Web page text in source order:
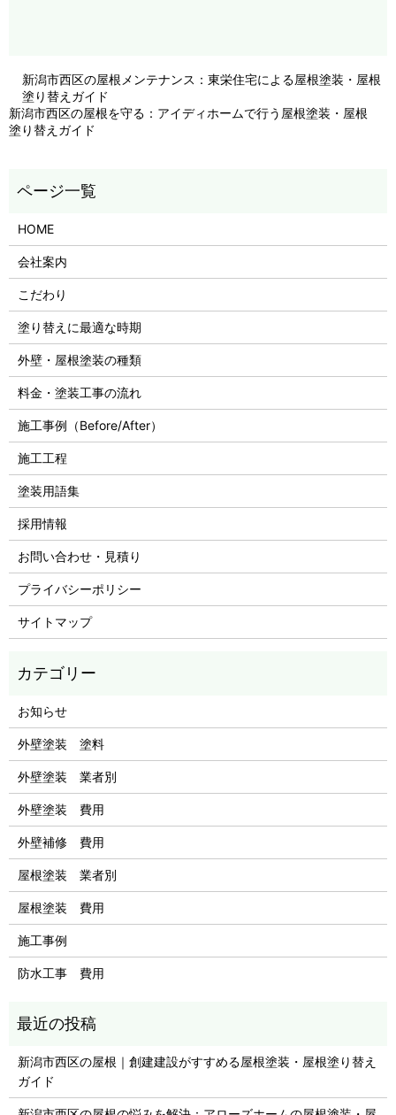
新潟市西区の屋根メンテナンス：東栄住宅による屋根塗装・屋根
塗り替えガイド
新潟市西区の屋根を守る：アイディホームで行う屋根塗装・屋根
塗り替えガイド
HOME
会社案内
こだわり
塗り替えに最適な時期
外壁・屋根塗装の種類
料金・塗装工事の流れ
施工事例（Before/After）
施工工程
塗装用語集
採用情報
お問い合わせ・見積り
プライバシーポリシー
サイトマップ
お知らせ
外壁塗装 塗料
外壁塗装 業者別
外壁塗装 費用
外壁補修 費用
屋根塗装 業者別
屋根塗装 費用
施工事例
防水工事 費用
新潟市西区の屋根｜創建建設がすすめる屋根塗装・屋根塗り替え
ガイド